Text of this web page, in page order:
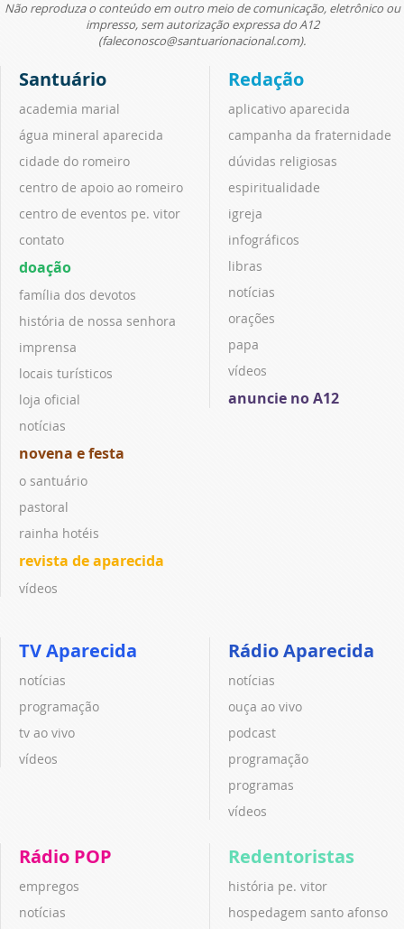
Não reproduza o conteúdo em outro meio de comunicação, eletrônico ou
impresso, sem autorização expressa do A12
(faleconosco@santuarionacional.com).
Santuário
academia marial
água mineral aparecida
cidade do romeiro
centro de apoio ao romeiro
centro de eventos pe. vitor
contato
doação
família dos devotos
história de nossa senhora
imprensa
locais turísticos
loja oficial
notícias
novena e festa
o santuário
pastoral
rainha hotéis
revista de aparecida
vídeos
Redação
aplicativo aparecida
campanha da fraternidade
dúvidas religiosas
espiritualidade
igreja
infográficos
libras
notícias
orações
papa
vídeos
anuncie no A12
TV Aparecida
notícias
programação
tv ao vivo
vídeos
Rádio Aparecida
notícias
ouça ao vivo
podcast
programação
programas
vídeos
Rádio POP
empregos
notícias
Redentoristas
história pe. vitor
hospedagem santo afonso